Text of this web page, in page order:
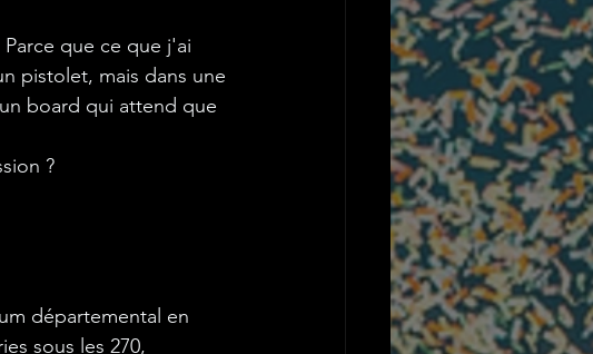
que ce que j'ai
pistolet, mais dans une
board qui attend que
?
départemental en
sous les 270,